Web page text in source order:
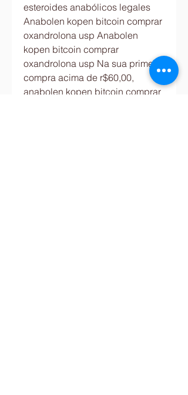
esteroides anabólicos legales
Anabolen kopen bitcoin comprar
oxandrolona usp Anabolen
kopen bitcoin comprar
oxandrolona usp Na sua primeira
compra acima de r$60,00,
anabolen kopen bitcoin comprar